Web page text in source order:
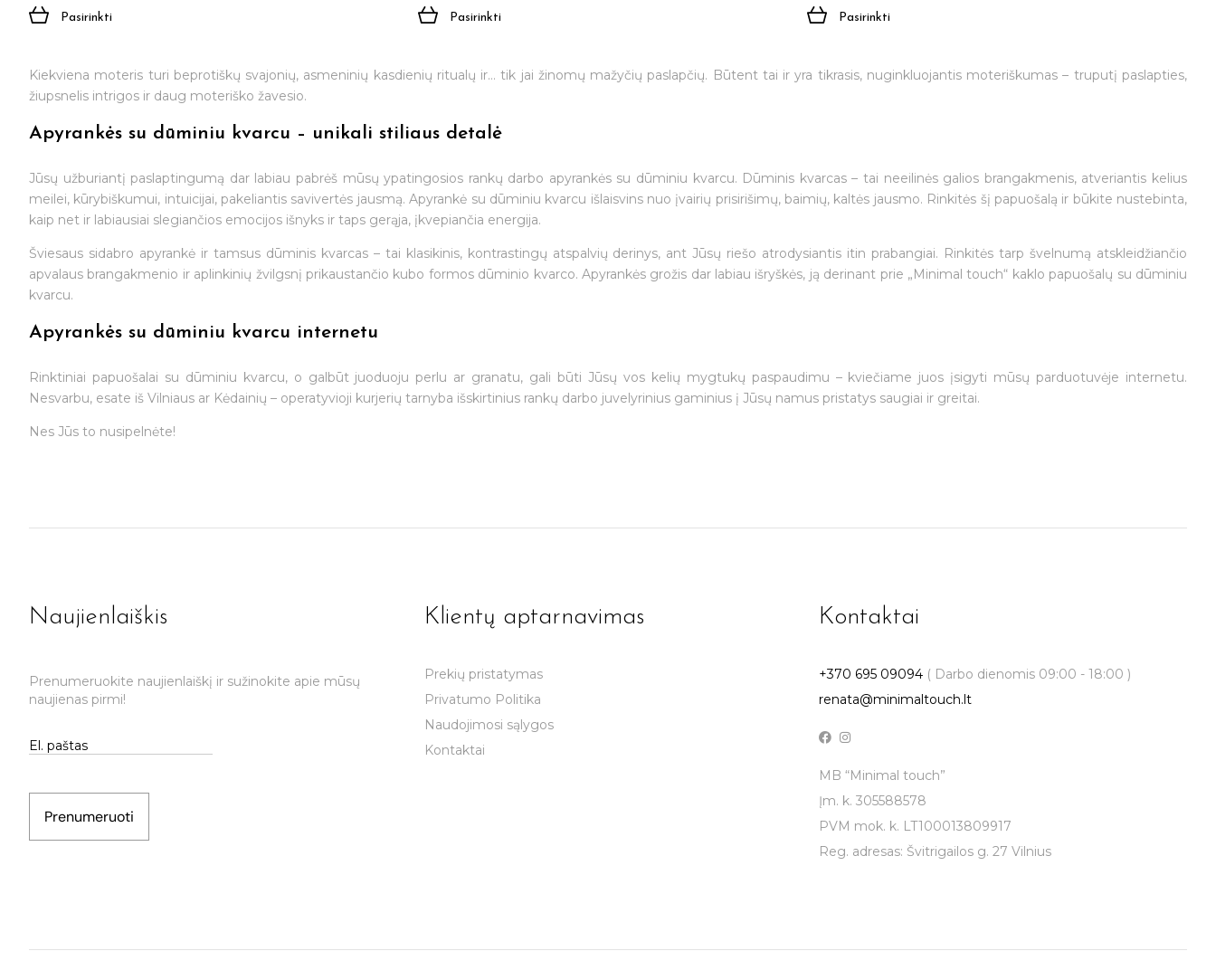
Pasirinkti Pasirinkti Pasirinkti
Kiekviena moteris turi beprotiškų svajonių, asmeninių kasdienių ritualų ir… tik jai žinomų mažyčių paslapčių. Būtent tai ir yra tikrasis, nuginkluojantis moteriškumas – truputį paslapties,
žiupsnelis intrigos ir daug moteriško žavesio.
Apyrankės su dūminiu kvarcu – unikali stiliaus detalė
Jūsų užburiantį paslaptingumą dar labiau pabrėš mūsų ypatingosios rankų darbo apyrankės su dūminiu kvarcu. Dūminis kvarcas – tai neeilinės galios brangakmenis, atveriantis kelius
meilei, kūrybiškumui, intuicijai, pakeliantis savivertės jausmą. Apyrankė su dūminiu kvarcu išlaisvins nuo įvairių prisirišimų, baimių, kaltės jausmo. Rinkitės šį papuošalą ir būkite nustebinta,
kaip net ir labiausiai slegiančios emocijos išnyks ir taps gerąja, įkvepiančia energija.
Šviesaus sidabro apyrankė ir tamsus dūminis kvarcas – tai klasikinis, kontrastingų atspalvių derinys, ant Jūsų riešo atrodysiantis itin prabangiai. Rinkitės tarp švelnumą atskleidžiančio
apvalaus brangakmenio ir aplinkinių žvilgsnį prikaustančio kubo formos dūminio kvarco. Apyrankės grožis dar labiau išryškės, ją derinant prie „Minimal touch“ kaklo papuošalų su dūminiu
kvarcu.
Apyrankės su dūminiu kvarcu internetu
Rinktiniai papuošalai su dūminiu kvarcu, o galbūt juoduoju perlu ar granatu, gali būti Jūsų vos kelių mygtukų paspaudimu – kviečiame juos įsigyti mūsų parduotuvėje internetu.
Nesvarbu, esate iš Vilniaus ar Kėdainių – operatyvioji kurjerių tarnyba išskirtinius rankų darbo juvelyrinius gaminius į Jūsų namus pristatys saugiai ir greitai.
Nes Jūs to nusipelnėte!
Naujienlaiškis
Prenumeruokite naujienlaiškį ir sužinokite apie mūsų
naujienas pirmi!
Prenumeruoti
Klientų aptarnavimas
Prekių pristatymas
Privatumo Politika
Naudojimosi sąlygos
Kontaktai
Kontaktai
+370 695 09094 ( Darbo dienomis 09:00 - 18:00 )
renata@minimaltouch.lt
MB “Minimal touch”
Įm. k. 305588578
PVM mok. k. LT100013809917
Reg. adresas: Švitrigailos g. 27 Vilnius